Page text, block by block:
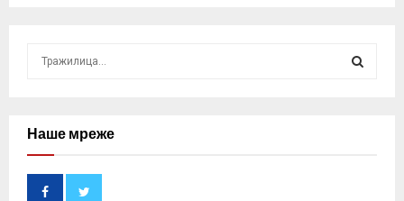
cНаше мреже